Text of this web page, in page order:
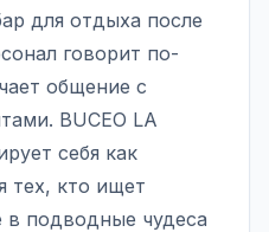
для отдыха после
говорит по-
общение с
BUCEO LA
себя как
тех, кто ищет
в подводные чудеса